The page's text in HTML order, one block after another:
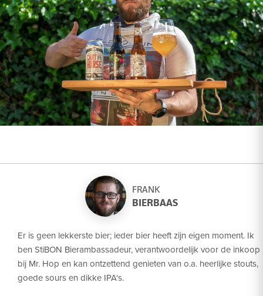
FRANK
BIERBAAS
Er is geen lekkerste bier; ieder bier heeft zijn eigen moment. Ik
ben StiBON Bierambassadeur, verantwoordelijk voor de inkoop
bij Mr. Hop en kan ontzettend genieten van o.a. heerlijke stouts,
goede sours en dikke IPA's.